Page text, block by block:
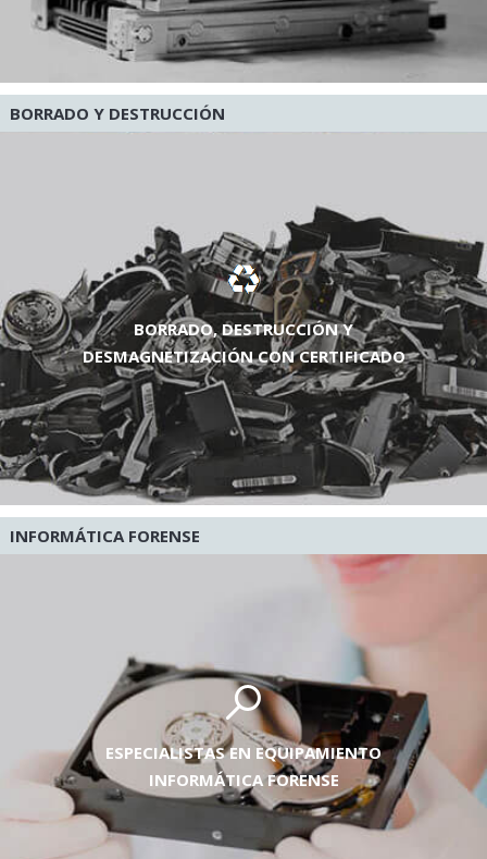
BORRADO Y DESTRUCCIÓN
BORRADO, DESTRUCCIÓN Y
DESMAGNETIZACIÓN CON CERTIFICADO
INFORMÁTICA FORENSE
ESPECIALISTAS EN EQUIPAMIENTO
INFORMÁTICA FORENSE